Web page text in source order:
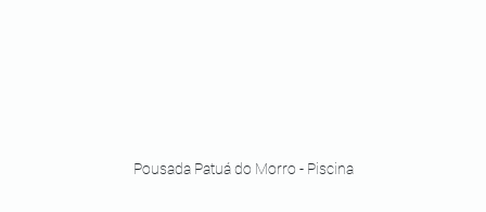
Pousada Patuá do Morro - Piscina